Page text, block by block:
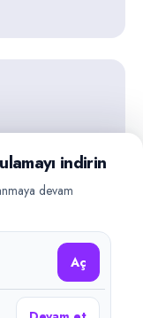
indirin
devam
Aç